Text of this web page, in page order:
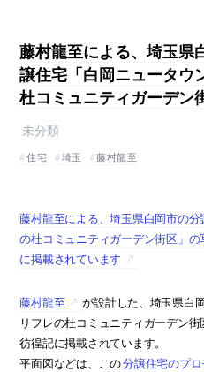
藤村龍至による、埼玉県
譲住宅「白岡ニュータウ
杜コミュニティガーデン
未分類
住宅
埼玉 藤村龍至
藤村龍至による、埼玉県白岡市の
の杜コミュニティガーデン街区」
に掲載されています
藤村龍至
が設計した、埼玉県白
リフレの杜コミュニティガーデン
彷徨記に掲載されています。
平面図などは、この分譲住宅のプ